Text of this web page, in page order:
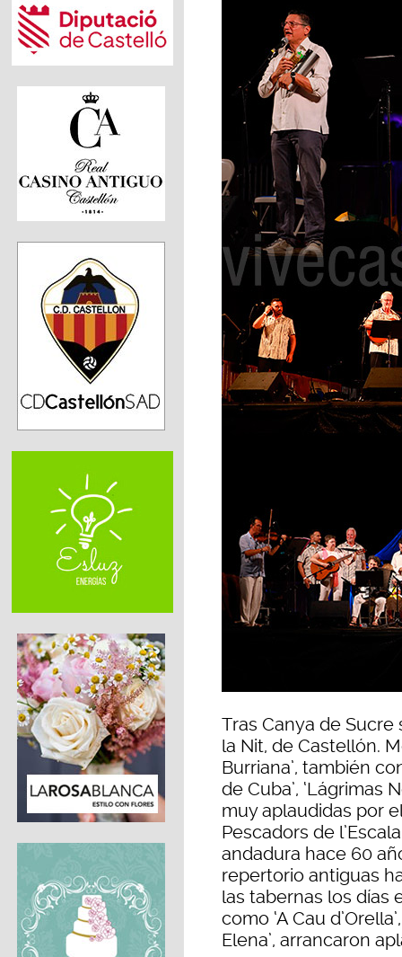
Tras Canya de
la Nit, de Castellón.
Burriana’, también
de Cuba’, ‘Lágrimas
muy aplaudidas por
Pescadors de
andadura hace 60
repertorio antiguas
las tabernas los días
como ‘A Cau
Elena’, arrancaron